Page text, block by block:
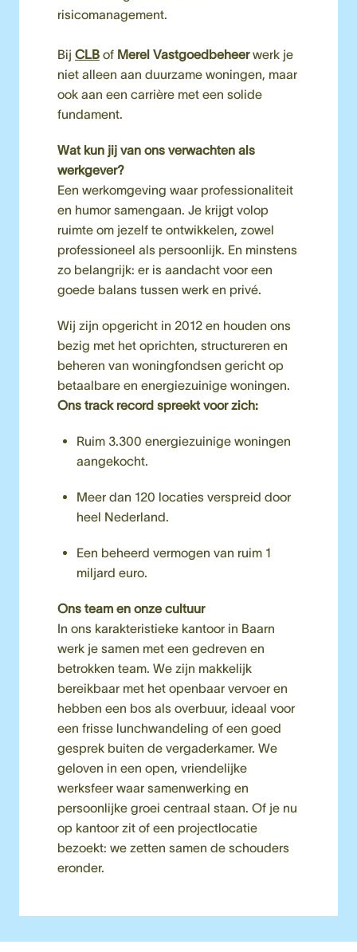
risicomanagement.
Bij CLB of Merel Vastgoedbeheer werk je
niet alleen aan duurzame woningen, maar
ook aan een carrière met een solide
fundament.
Wat kun jij van ons verwachten als
Een werkomgeving waar professionaliteit
en humor samengaan. Je krijgt volop
ruimte om jezelf te ontwikkelen, zowel
professioneel als persoonlijk. En minstens
zo belangrijk: er is aandacht voor een
goede balans tussen werk en privé.
Wij zijn opgericht in 2012 en houden ons
bezig met het oprichten, structureren en
beheren van woningfondsen gericht op
Ons track record spreekt voor zich:
Ruim 3.300 energiezuinige woningen
aangekocht.
Meer dan 120 locaties verspreid door
heel Nederland.
Een beheerd vermogen van ruim 1
miljard euro.
Ons team en onze cultuur
In ons karakteristieke kantoor in Baarn
werk je samen met een gedreven en
betrokken team. We zijn makkelijk
bereikbaar met het openbaar vervoer en
hebben een bos als overbuur, ideaal voor
een frisse lunchwandeling of een goed
gesprek buiten de vergaderkamer. We
geloven in een open, vriendelijke
werksfeer waar samenwerking en
persoonlijke groei centraal staan. Of je nu
op kantoor zit of een projectlocatie
bezoekt: we zetten samen de schouders
eronder.